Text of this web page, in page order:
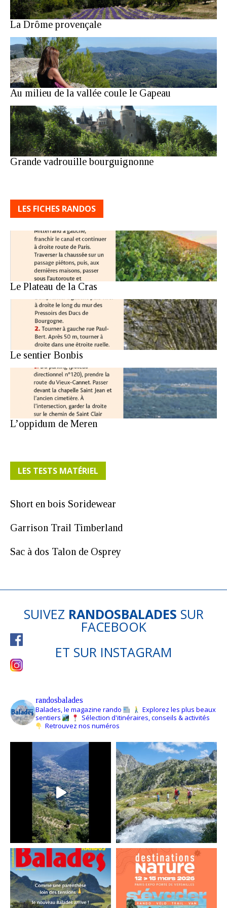
La Drôme provençale
Au milieu de la vallée coule le Gapeau
Grande vadrouille bourguignonne
LES FICHES RANDOS
Le Plateau de la Cras
Le sentier Bonbis
L’oppidum de Meren
LES TESTS MATÉRIEL
Short en bois Soridewear
Garrison Trail Timberland
Sac à dos Talon de Osprey
SUIVEZ RANDOSBALADES SUR
FACEBOOK
ET SUR INSTAGRAM
randosbalades
Balades, le magazine rando
Explorez les plus beaux
sentiers
Sélection d'itinéraires, conseils & activités
Retrouvez nos numéros